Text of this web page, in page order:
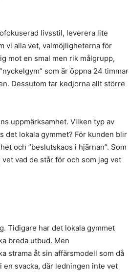
livsstil, leverera lite
vi alla vet, valmöjligheterna för
mot en smal men rik målgrupp,
som är öppna 24 timmar
Dessutom tar kedjorna allt större
uppmärksamhet. Vilken typ av
det lokala gymmet? För kunden blir
och ”beslutskaos i hjärnan”. Som
vad de står för och som jag vet
Tidigare har det lokala gymmet
breda utbud. Men
strama åt sin affärsmodell som då
en svacka, där ledningen inte vet